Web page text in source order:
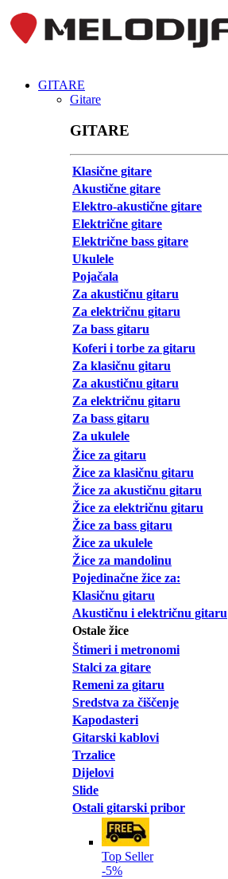
GITARE
Gitare
GITARE
Klasične gitare
Akustične gitare
Elektro-akustične gitare
Električne gitare
Električne bass gitare
Ukulele
Pojačala
Za akustičnu gitaru
Za električnu gitaru
Za bass gitaru
Koferi i torbe za gitaru
Za klasičnu gitaru
Za akustičnu gitaru
Za električnu gitaru
Za bass gitaru
Za ukulele
Žice za gitaru
Žice za klasičnu gitaru
Žice za akustičnu gitaru
Žice za električnu gitaru
Žice za bass gitaru
Žice za ukulele
Žice za mandolinu
Pojedinačne žice za:
Klasičnu gitaru
Akustičnu i električnu gitaru
Ostale žice
Štimeri i metronomi
Stalci za gitare
Remeni za gitaru
Sredstva za čiščenje
Kapodasteri
Gitarski kablovi
Trzalice
Dijelovi
Slide
Ostali gitarski pribor
Top Seller
-5%